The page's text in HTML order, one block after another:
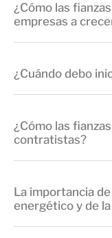
¿Cómo las
empresas a
¿Cuándo debo
¿Cómo las
contratistas?
La importancia
energético y de